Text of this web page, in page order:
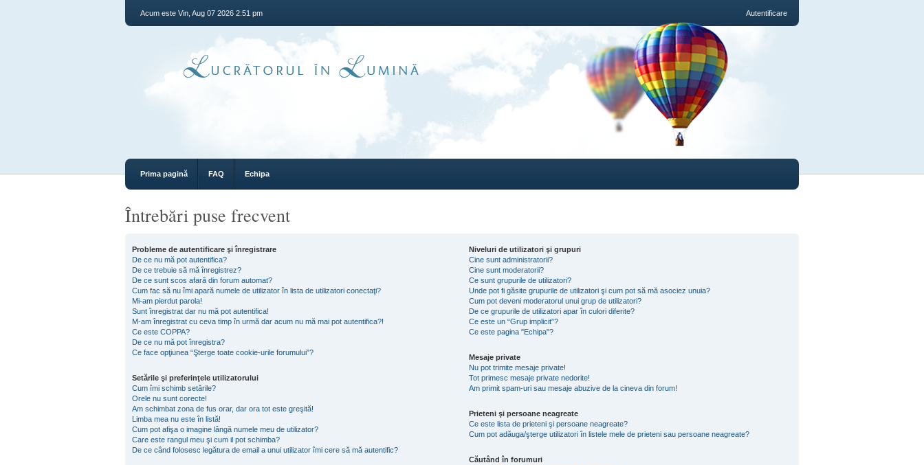
Acum este Vin, Aug 07 2026 2:51 pm Autentificare
Prima pagină FAQ Echipa
Întrebări puse frecvent
Probleme de autentificare şi înregistrare
De ce nu mă pot autentifica?
De ce trebuie să mă înregistrez?
De ce sunt scos afară din forum automat?
Cum fac să nu îmi apară numele de utilizator în lista de utilizatori conectaţi?
Mi-am pierdut parola!
Sunt înregistrat dar nu mă pot autentifica!
M-am înregistrat cu ceva timp în urmă dar acum nu mă mai pot autentifica?!
Ce este COPPA?
De ce nu mă pot înregistra?
Ce face opţiunea “Şterge toate cookie-urile forumului”?
Setările şi preferinţele utilizatorului
Cum îmi schimb setările?
Orele nu sunt corecte!
Am schimbat zona de fus orar, dar ora tot este greşită!
Limba mea nu este în listă!
Cum pot afişa o imagine lângă numele meu de utilizator?
Care este rangul meu şi cum il pot schimba?
De ce când folosesc legătura de email a unui utilizator îmi cere să mă autentific?
Niveluri de utilizatori şi grupuri
Cine sunt administratorii?
Cine sunt moderatorii?
Ce sunt grupurile de utilizatori?
Unde pot fi găsite grupurile de utilizatori şi cum pot să mă asociez unuia?
Cum pot deveni moderatorul unui grup de utilizatori?
De ce grupurile de utilizatori apar în culori diferite?
Ce este un “Grup implicit”?
Ce este pagina "Echipa"?
Mesaje private
Nu pot trimite mesaje private!
Tot primesc mesaje private nedorite!
Am primit spam-uri sau mesaje abuzive de la cineva din forum!
Prieteni şi persoane neagreate
Ce este lista de prieteni şi persoane neagreate?
Cum pot adăuga/şterge utilizatori în listele mele de prieteni sau persoane neagreate?
Căutând în forumuri